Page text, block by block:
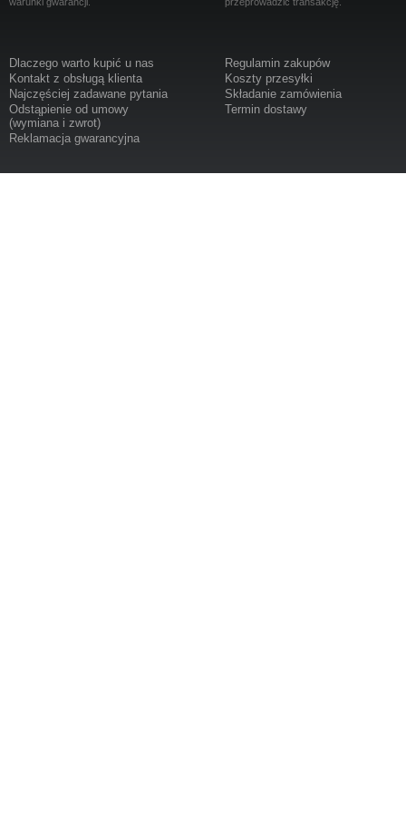
Dlaczego warto kupić u nas
Kontakt z obsługą klienta
Najczęściej zadawane pytania
Odstąpienie od umowy
(wymiana i zwrot)
Reklamacja gwarancyjna
Regulamin zakupów
Koszty przesyłki
Składanie zamówienia
Termin dostawy